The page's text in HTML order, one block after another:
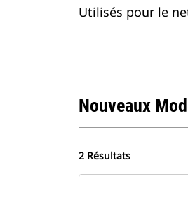
Utilisés pour le
Nouveaux
2 Résultats